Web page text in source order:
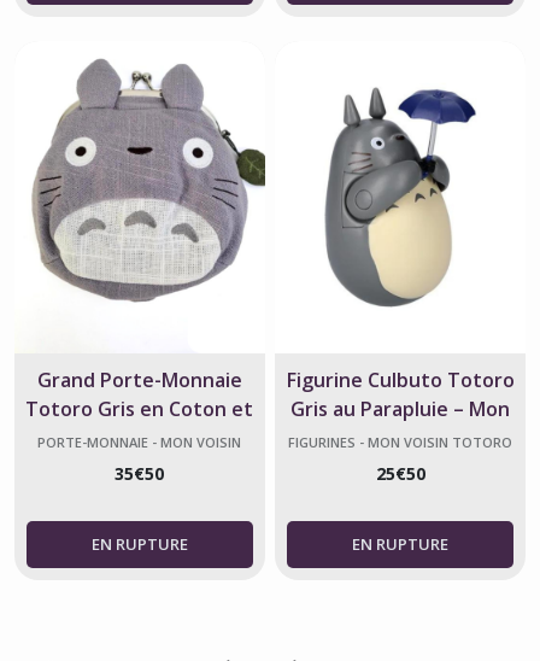
Grand Porte-Monnaie
Totoro Gris en Coton et
Lin – Ghibli
PORTE-MONNAIE - MON VOISIN
35€50
Figurine Culbuto Totoro
Gris au Parapluie – Mon
Voisin Totoro
FIGURINES - MON VOISIN TOTORO
25€50